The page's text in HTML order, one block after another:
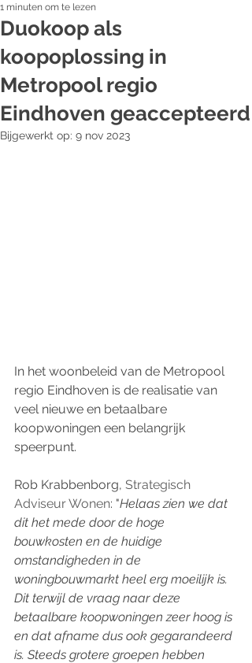
Duokoop als
koopoplossing in
Metropool regio
Eindhoven geaccepteerd
1 minuten om te lezen
Bijgewerkt op: 9 nov 2023
In het woonbeleid van de Metropool
regio Eindhoven is de realisatie van
veel nieuwe en betaalbare
koopwoningen een belangrijk
speerpunt.
Rob Krabbenborg, Strategisch
Adviseur Wonen: "Helaas zien we dat
dit het mede door de hoge
bouwkosten en de huidige
omstandigheden in de
woningbouwmarkt heel erg moeilijk is.
Dit terwijl de vraag naar deze
betaalbare koopwoningen zeer hoog is
en dat afname dus ook gegarandeerd
is. Steeds grotere groepen hebben